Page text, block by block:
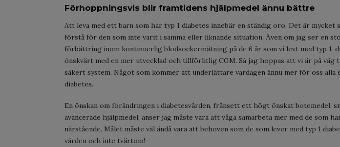
Förhoppningsvis blir framtidens hjälpmedel ännu bättre
Att leva med ett barn som har typ 1 diabetes innebär en ständig oro. Det är
förstå för den som inte varit i samma eller liknande situation. Även om jag ser en
förbättring inom kontinuerlig blodsockermätning på de 6 år som vi levt med typ 1-
önskvärt med en mer utvecklad och tillförlitlig CGM. Så jag hoppas att vi är på
säkert system. Något som kommer att underlättare vardagen ännu mer för oss alla
diabetes.
En önskan om förändringen i diabetesvården, frånsett ett högt önskat botemedel,
avancerade hjälpmedel, anser jag måste vara att våga samarbeta mer med de som
närstående. Målet måste väl ändå vara att behoven som de som lever med typ 1
vården och inte tvärtom!